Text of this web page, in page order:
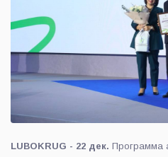
LUBOKRUG - 22 дек. Программа